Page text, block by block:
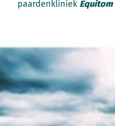
paardenkliniek Equitom